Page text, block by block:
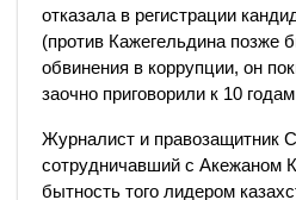
отказала в регистрации
(против Кажегельдина позже
обвинения в коррупции, он
заочно приговорили к 10
Журналист и правозащитник
сотрудничавший с Акежаном
бытность того лидером